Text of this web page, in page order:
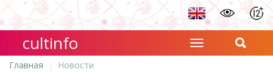
cultinfo
Главная Новости